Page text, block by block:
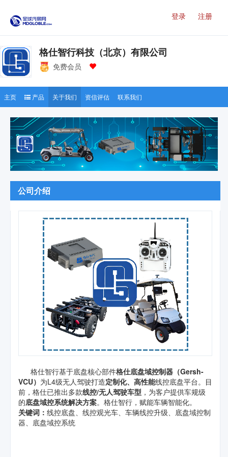
登录 注册
格仕智行科技（北京）有限公司
免费会员
主页 产品 关于我们 资信评估 联系我们
公司介绍
格仕智行基于底盘核心部件格仕底盘域控制器（Gersh-
VCU） 为L4级无人驾驶打造定制化、高性能线控底盘平台。目
前，格仕已推出多款线控/无人驾驶车型 ，为客户提供车规级
的底盘域控系统解决方案。格仕智行，赋能车辆智能化。
关键词： 线控底盘、线控观光车、车辆线控升级、底盘域控制
器、底盘域控系统